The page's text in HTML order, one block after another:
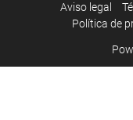
Aviso legal
Política de